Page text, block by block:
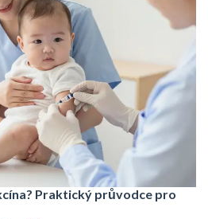
Praktický průvodce pro